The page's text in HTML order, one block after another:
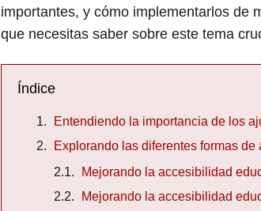
importantes, y cómo implementarlos de
que necesitas saber sobre este tema
Índice
Entendiendo la importancia de los
Explorando las diferentes formas de
Mejorando la accesibilidad
Mejorando la accesibilidad